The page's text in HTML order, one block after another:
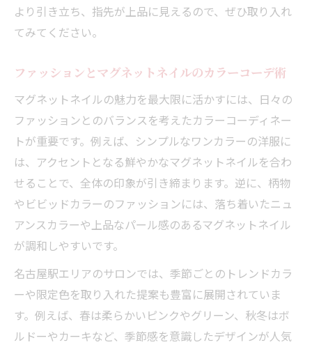
より引き立ち、指先が上品に見えるので、ぜひ取り入れ
てみてください。
ファッションとマグネットネイルのカラーコーデ術
マグネットネイルの魅力を最大限に活かすには、日々の
ファッションとのバランスを考えたカラーコーディネー
トが重要です。例えば、シンプルなワンカラーの洋服に
は、アクセントとなる鮮やかなマグネットネイルを合わ
せることで、全体の印象が引き締まります。逆に、柄物
やビビッドカラーのファッションには、落ち着いたニュ
アンスカラーや上品なパール感のあるマグネットネイル
が調和しやすいです。
名古屋駅エリアのサロンでは、季節ごとのトレンドカラ
ーや限定色を取り入れた提案も豊富に展開されていま
す。例えば、春は柔らかいピンクやグリーン、秋冬はボ
ルドーやカーキなど、季節感を意識したデザインが人気